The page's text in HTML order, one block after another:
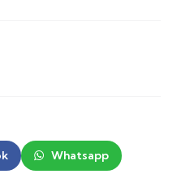
Whatsapp